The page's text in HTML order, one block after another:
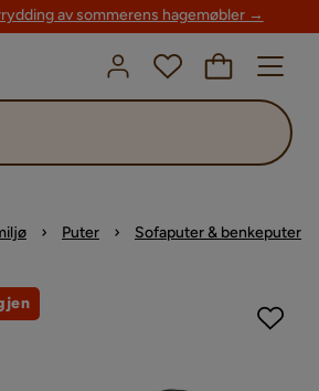
av sommerens hagemøbler →
Puter Sofaputer & benkeputer